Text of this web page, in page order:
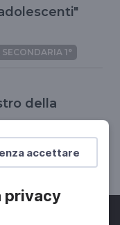
accettare
privacy
1°
della
1°